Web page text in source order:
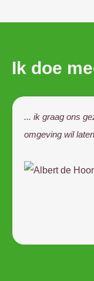
Ik doe
... ik graag ons
omgeving wil